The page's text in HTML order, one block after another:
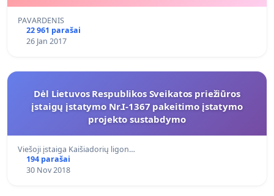
PAVARDENIS
22 961 parašai
26 Jan 2017
Dėl Lietuvos Respublikos Sveikatos priežiūros
įstaigų įstatymo Nr.I-1367 pakeitimo įstatymo
projekto sustabdymo
Viešoji įstaiga Kaišiadorių ligon…
194 parašai
30 Nov 2018